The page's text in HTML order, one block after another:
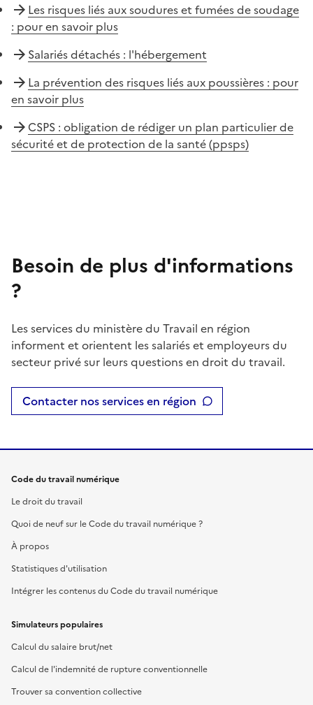
Les risques liés aux soudures et fumées de soudage
: pour en savoir plus
Salariés détachés : l'hébergement
La prévention des risques liés aux poussières : pour
en savoir plus
CSPS : obligation de rédiger un plan particulier de
sécurité et de protection de la santé (ppsps)
Besoin de plus d'informations
?
Les services du ministère du Travail en région
informent et orientent les salariés et employeurs du
secteur privé sur leurs questions en droit du travail.
Contacter nos services en région
Code du travail numérique
Le droit du travail
Quoi de neuf sur le Code du travail numérique ?
À propos
Statistiques d'utilisation
Intégrer les contenus du Code du travail numérique
Simulateurs populaires
Calcul du salaire brut/net
Calcul de l'indemnité de rupture conventionnelle
Trouver sa convention collective